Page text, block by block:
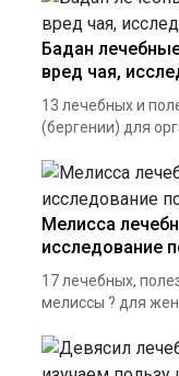
Бадан
вред чая,
13 лечебных и
(бергении) для
Мелисса
исследование
17 лечебных,
мелиссы ? для